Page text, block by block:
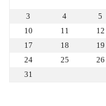
3
4 5
10
11 12
17
18 19
24
25 26
31